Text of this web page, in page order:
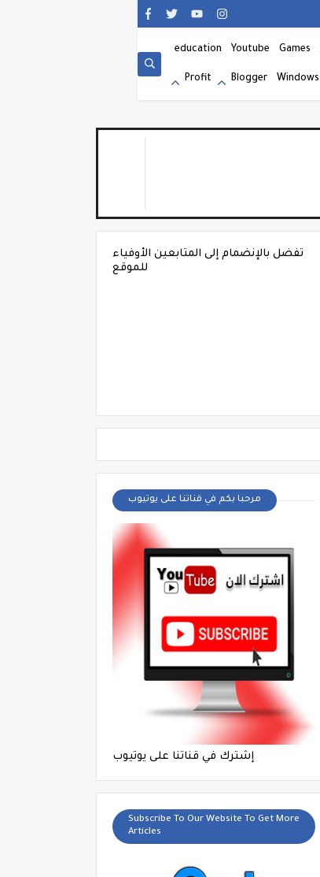
education Youtube Games
Profit Blogger Windows
تفضل بالإنضمام إلى المتابعين الأوفياء
للموقع
مرحبا بكم في قناتنا على يوتيوب
إشترك في قناتنا على يوتيوب
Subscribe To Our Website To Get More
Articles